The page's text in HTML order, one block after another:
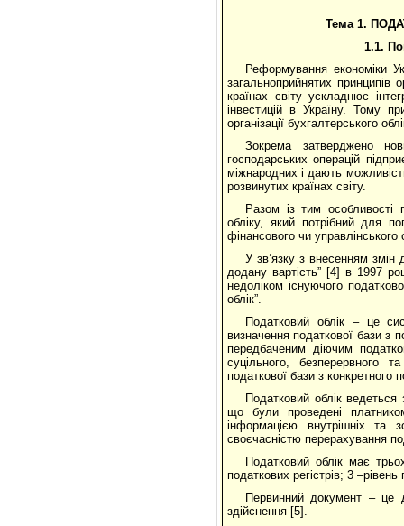
Тема 1.
1.1.
Реформування економіки
загальноприйнятих принципів
країнах світу ускладнює
інвестицій в Україну. Тому
організації бухгалтерського
Зокрема затверджено
господарських операцій
міжнародних і дають
розвинутих країнах світу.
Разом із тим особливості
обліку, який потрібний для
фінансового чи управлінського
У зв’язку з внесенням змін
додану вартість” [4] в 1997
недоліком існуючого
облік”.
Податковий облік – це
визначення податкової бази з
передбаченим діючим
суцільного, безперервного
податкової бази з конкретного
Податковий облік
що були проведені
інформацією внутрішніх та
своєчасністю перерахування
Податковий облік має
податкових регістрів; 3
Первинний документ – це
здійснення [5].